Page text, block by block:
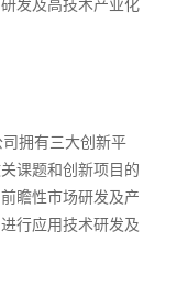
拥有三大创新平
课题和创新项目的
瞻性市场研发及产
行应用技术研发及